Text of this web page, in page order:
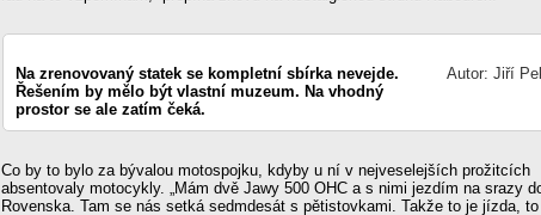
Na zrenovovaný statek se kompletní sbírka nevejde.
Řešením by mělo být vlastní muzeum. Na vhodný
prostor se ale zatím čeká.
Autor: Jiří
Co by to bylo za bývalou motospojku, kdyby u ní v nejveselejších prožitcích
absentovaly motocykly. „Mám dvě Jawy 500 OHC a s nimi jezdím na srazy
Rovenska. Tam se nás setká sedmdesát s pětistovkami. Takže to je jízda,